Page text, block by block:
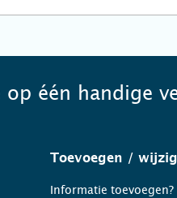
één handige
Toevoegen /
Informatie toevoegen?